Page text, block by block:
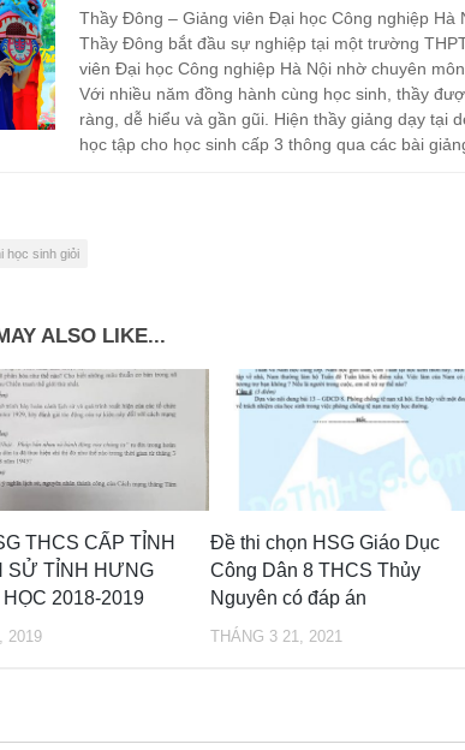
Thầy Đông – Giảng viên Đại học Công nghiệp Hà
Thầy Đông bắt đầu sự nghiệp tại một trường
viên Đại học Công nghiệp Hà Nội nhờ chuyên
Với nhiều năm đồng hành cùng học sinh, thầy
ràng, dễ hiểu và gần gũi. Hiện thầy giảng dạy tại
học tập cho học sinh cấp 3 thông qua các bài
học sinh giỏi
ALSO LIKE...
THCS CẤP TỈNH
SỬ TỈNH HƯNG
2018-2019
2019
Đề thi chọn HSG Giáo Dục
Công Dân 8 THCS Thủy
Nguyên có đáp án
THÁNG 3 21, 2021